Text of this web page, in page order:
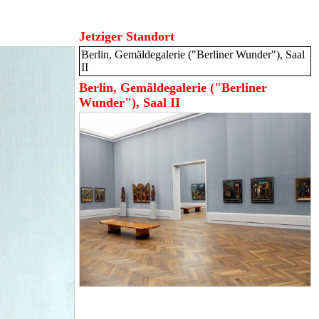
Jetziger Standort
Berlin, Gemäldegalerie ("Berliner Wunder"), Saal
II
Berlin, Gemäldegalerie ("Berliner
Wunder"), Saal II